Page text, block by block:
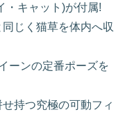
・キャット)が付属!
じく猫草を体内へ収
ーンの定番ポーズを
持つ究極の可動フィ